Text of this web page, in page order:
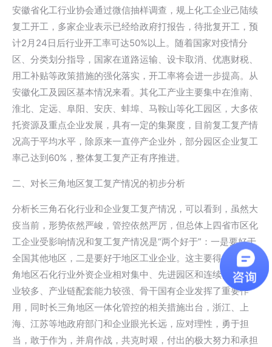
安徽省化工行业协会通过微信抽样调查，规上化工企业己陆续
复工开工，多家企业表示已经给政府打报告，待批复开工，预
计2月24日后行业开工率可达50%以上。随着国家对疫情分
区、分类划分指导，国家在道路运输、设卡取消、优惠财税、
用工补贴等政策措施的强化落实，开工率将会进一步提高。从
安徽化工及园区基本情况来看。其化工产业主要集中在淮南、
淮北、定远、阜阳、安庆、蚌埠、马鞍山等化工园区，大多依
托资源及重点企业发展，具有一定的集聚度，目前复工复产情
况高于平均水平，除原来一直停产企业外，部分园区企业复工
率己达到60%，整体复工复产正有序推进。
二、对长三角地区复工复产情况的初步分析
分析长三角石化行业和企业复工复产情况，可以看到，虽然大
疫当前，形势依然严峻，管控依然严厉，但总体上四省市区化
工企业受影响情况和复工复产情况是“两个好于”：一是要好于
全国其他地区，二是要好于地区工业企业。这主要得益于长三
角地区石化行业外资企业相对集中、先进园区和连续性生产企
业较多、产业链配套能力较强、骨干国有企业发挥了重要作
用，同时长三角地区一体化管控的相关措施出台，浙江、上
海、江苏等地政府部门和企业眼光长远，应对理性，勇于担
当，敢于作为，并肩作战，共克时艰，付出的极大努力和承担